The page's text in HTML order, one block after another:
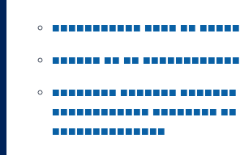
■■■■■■■■■■■ ■■■■ ■■ ■■■■■
■■■■■■ ■■ ■■ ■■■■■■■■■■■■
■■■■■■■■ ■■■■■■■ ■■■■■■■
■■■■■■■■■■■■ ■■■■■■■■ ■■
■■■■■■■■■■■■■■